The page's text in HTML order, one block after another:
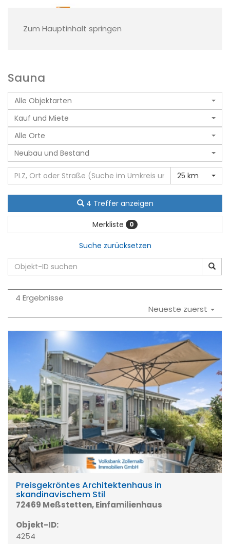
Zum Hauptinhalt springen
Sauna
Alle Objektarten
Kauf und Miete
Alle Orte
Neubau und Bestand
25 km
4 Treffer anzeigen
Merkliste 0
Suche zurücksetzen
4 Ergebnisse
Neueste zuerst
Preisgekröntes Architektenhaus in
skandinavischem Stil
72469 Meßstetten, Einfamilienhaus
Objekt-ID:
4254